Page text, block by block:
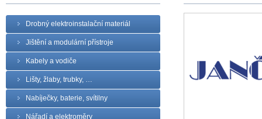
Drobný elektroinstalační materiál
Jištění a modulární přístroje
Kabely a vodiče
Lišty, žlaby, trubky, …
Nabíječky, baterie, svítilny
Nářadí a elektroměry